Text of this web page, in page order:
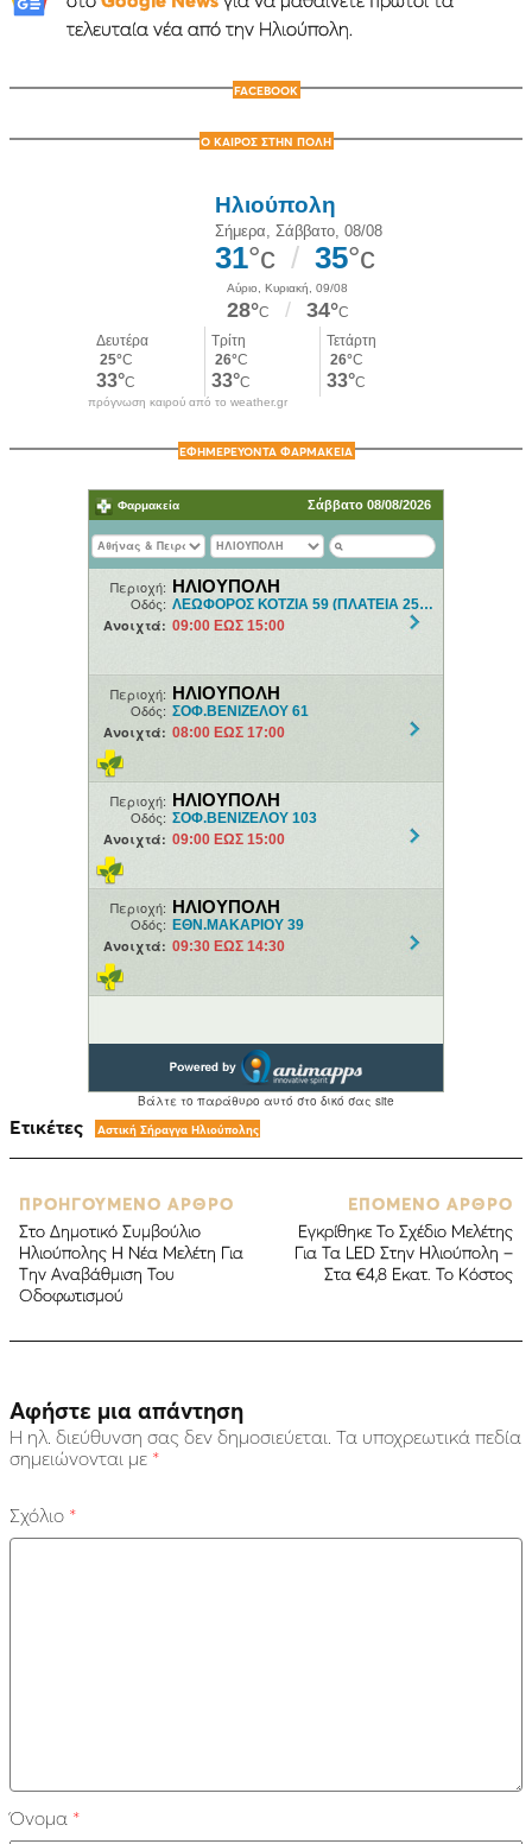
τελευταία νέα από την Ηλιούπολη.
FACEBOOK
Ο ΚΑΙΡΟΣ ΣΤΗΝ ΠΟΛΗ
πρόγνωση καιρού από το weather.gr
ΕΦΗΜΕΡΕΥΟΝΤΑ ΦΑΡΜΑΚΕΙΑ
Ετικέτες Αστική Σήραγγα Ηλιούπολης
ΠΡΟΗΓΟΥΜΕΝΟ ΑΡΘΡΟ
Στο Δημοτικό Συμβούλιο
Ηλιούπολης Η Νέα Μελέτη Για
Την Αναβάθμιση Του
Οδοφωτισμού
ΕΠΟΜΕΝΟ ΑΡΘΡΟ
Εγκρίθηκε Το Σχέδιο Μελέτης
Για Τα LED Στην Ηλιούπολη –
Στα €4,8 Εκατ. Το Κόστος
Αφήστε μια απάντηση
Η ηλ. διεύθυνση σας δεν δημοσιεύεται. Τα υποχρεωτικά πεδία
σημειώνονται με *
Σχόλιο *
Όνομα *